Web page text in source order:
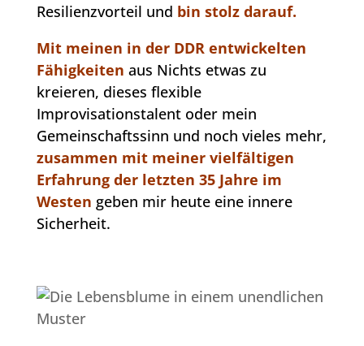
Resilienzvorteil und bin stolz darauf.
Mit meinen in der DDR entwickelten
Fähigkeiten aus Nichts etwas zu
kreieren, dieses flexible
Improvisationstalent oder mein
Gemeinschaftssinn und noch vieles mehr,
zusammen mit meiner vielfältigen
Erfahrung der letzten 35 Jahre im
Westen geben mir heute eine innere
Sicherheit.